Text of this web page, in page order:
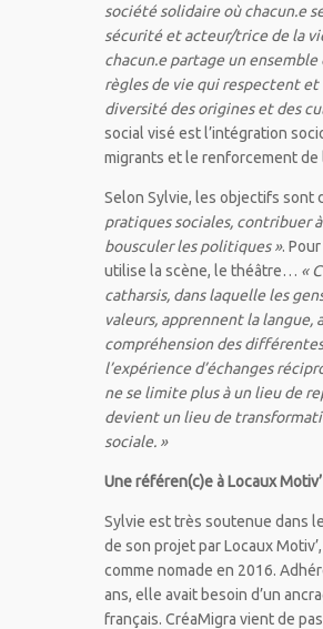
société solidaire où chacun.e
sécurité et acteur/trice de la
chacun.e partage un ensemble
règles de vie qui respectent et
diversité des origines et des
social visé est l’intégration
migrants et le renforcement de
Selon Sylvie, les objectifs sont
pratiques sociales, contribuer
bousculer les politiques ».
utilise la scène, le théâtre… «
catharsis, dans laquelle les
valeurs, apprennent la langue,
compréhension des
l’expérience d’échanges
ne se limite plus à un lieu de
devient un lieu de
sociale. »
Une référen(c)e à Locaux Motiv’
Sylvie est très soutenue dans
de son projet par Locaux
comme nomade en 2016.
ans, elle avait besoin d’un
français. CréaMigra vient de